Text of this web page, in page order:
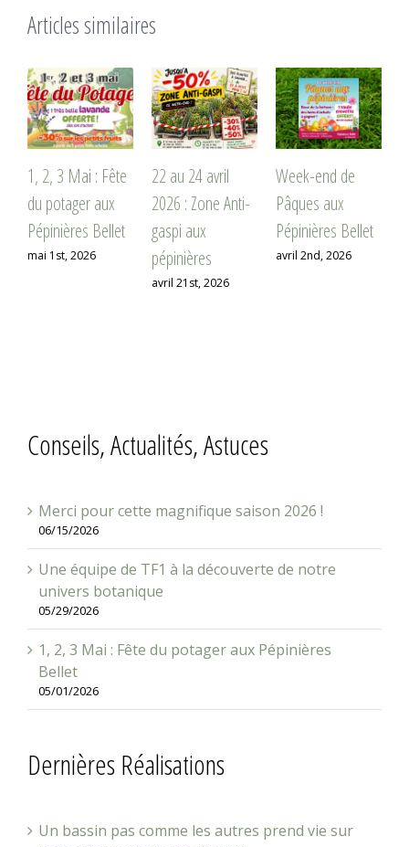
Articles similaires
22 au 24 avril
2026 : Zone Anti-
gaspi aux
pépinières
Week-end de
Pâques aux
Pépinières Bellet
avril 2nd, 2026
Travaux de
printemps au
jardin : nos
conseils en Seine-
Merci pour cette magnifique saison 2026 !
Une équipe de TF1 à la découverte de notre
univers botanique
1, 2, 3 Mai : Fête du potager aux Pépinières
Bellet